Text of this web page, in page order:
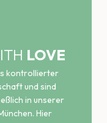
LOVE
kontrollierter
und sind
in unserer
Hier